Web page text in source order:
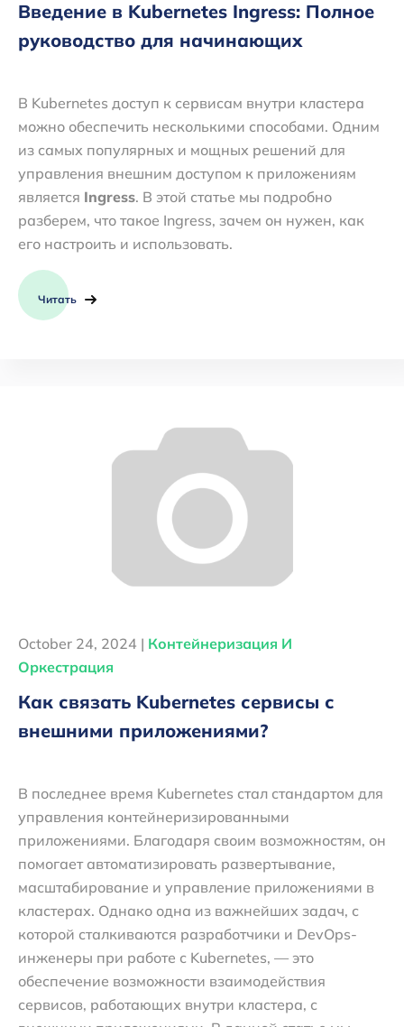
Введение в Kubernetes Ingress: Полное
руководство для начинающих
В Kubernetes доступ к сервисам внутри кластера
можно обеспечить несколькими способами. Одним
из самых популярных и мощных решений для
управления внешним доступом к приложениям
является Ingress. В этой статье мы подробно
разберем, что такое Ingress, зачем он нужен, как
его настроить и использовать.
Читать
October 24, 2024 | Контейнеризация И
Оркестрация
Как связать Kubernetes сервисы с
внешними приложениями?
В последнее время Kubernetes стал стандартом для
управления контейнеризированными
приложениями. Благодаря своим возможностям, он
помогает автоматизировать развертывание,
масштабирование и управление приложениями в
кластерах. Однако одна из важнейших задач, с
которой сталкиваются разработчики и DevOps-
инженеры при работе с Kubernetes, — это
обеспечение возможности взаимодействия
сервисов, работающих внутри кластера, с